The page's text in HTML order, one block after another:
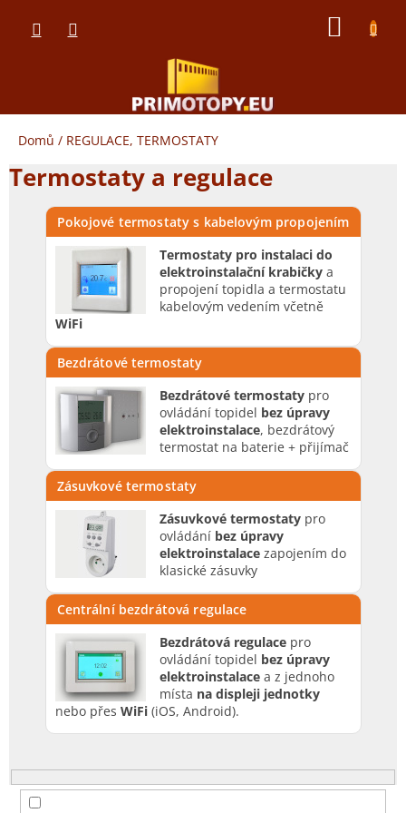
obsah
Domů / REGULACE, TERMOSTATY
Termostaty a regulace
Pokojové termostaty s kabelovým propojením
Termostaty pro instalaci do
elektroinstalační krabičkya
propojení topidla a termostatu
kabelovým vedením včetně
WiFi
Bezdrátové termostaty
Bezdrátové termostaty pro
ovládání topidel bez úpravy
elektroinstalace, bezdrátový
termostat na baterie + přijímač
Zásuvkové termostaty
Zásuvkové termostaty pro
ovládání bez úpravy
elektroinstalace zapojením do
klasické zásuvky
Centrální bezdrátová regulace
Bezdrátová regulace pro
ovládání topidel bez úpravy
elektroinstalacea z jednoho
místa na displeji jednotky
nebo přes WiFi(iOS, Android).